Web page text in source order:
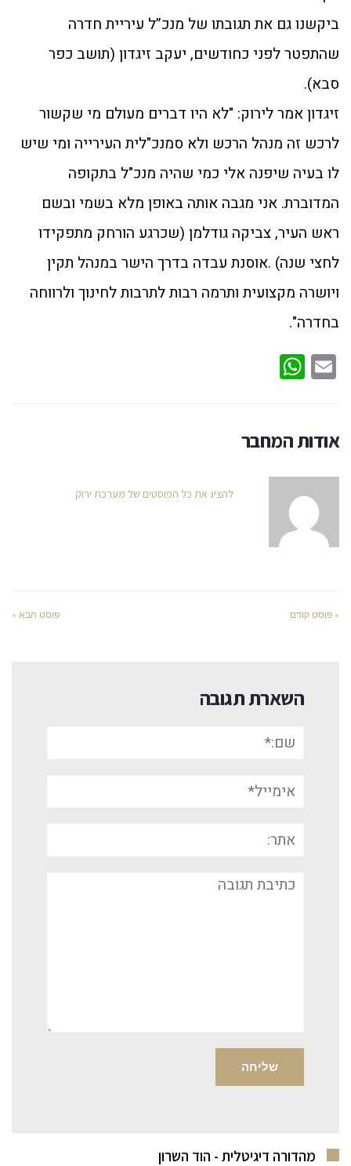
ביקשנו גם את תגובתו של מנכ”ל עיריית חדרה
שהתפטר לפני כחודשים, יעקב זיגדון (תושב כפר
סבא).
זיגדון אמר לירוק: "לא היו דברים מעולם מי שקשור
לרכש זה מנהל הרכש ולא סמנכ"לית העירייה ומי שיש
לו בעיה שיפנה אלי כמי שהיה מנכ"ל בתקופה
המדוברת. אני מגבה אותה באופן מלא בשמי ובשם
ראש העיר, צביקה גודלמן (שכרגע הורחק מתפקידו
לחצי שנה) .אוסנת עבדה בדרך הישר במנהל תקין
ויושרה מקצועית ותרמה רבות לתרבות לחינוך ולרווחה
בחדרה".
Email
אודות המחבר
להציג את כל הפוסטים של מערכת ירוק
« פוסט קודם פוסט הבא »
השארת תגובה
אימייל*
תגובה
מהדורה דיגיטלית - הוד השרון